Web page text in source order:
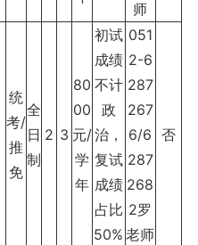
师
统
考/
推
免
全
日
制
2 3
80
00
元/
学
年
初试
成绩
不计
政
治，
复试
成绩
占比
50%
051
2-6
287
267
6/6
287
268
2罗
老师
否